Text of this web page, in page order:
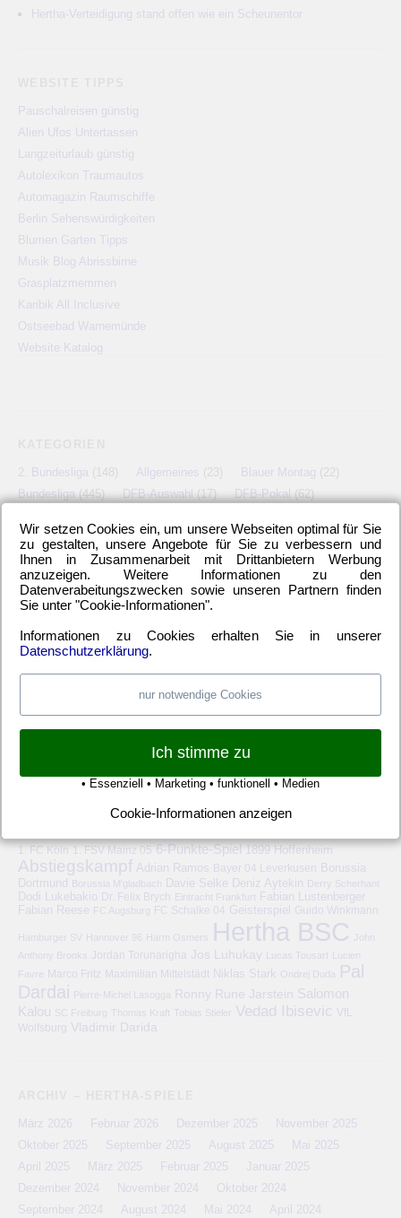
Hertha-Verteidigung stand offen wie ein Scheunentor
Pauschalreisen günstig
Alien Ufos Untertassen
Langzeiturlaub günstig
Autolexikon Traumautos
Automagazin Raumschiffe
Berlin Sehenswürdigkeiten
Blumen Garten Tipps
Musik Blog Abrissbirne
Grasplatzmemmen
Karibik All Inclusive
Ostseebad Warnemünde
Website Katalog
2. Bundesliga (148) Allgemeines (23) Blauer Montag (22)
Bundesliga (445) DFB-Auswahl (17) DFB-Pokal (62)
Relegationsspiel(4) Schiedsrichter(21) Transfers(7)
UEFA Europa League(22) UEFA-Cup (12)
META
Eintrags-Feed
HERTHA BSC – SCHLAGWORTE
1. FC Köln 1. FSV Mainz 05 6-Punkte-Spiel 1899 Hoffenheim
Abstiegskampf Adrian Ramos Bayer 04 Leverkusen
Borussia
Dortmund
Borussia M'gladbach Davie Selke Deniz Aytekin Derry Scherhant
Dodi Lukebakio Dr. Felix Brych Eintracht Frankfurt Fabian Lustenberger
Fabian Reese FC Augsburg FC Schalke 04 Geisterspiel Guido Winkmann
Hamburger SV Hannover 96 Harm Osmers Hertha BSC
John
Anthony Brooks
Jordan Torunarigha Jos Luhukay Lucas Tousart Lucien
Favre
Marco Fritz Maximilian Mittelstädt Niklas Stark Ondrej Duda Pal
Dardai Pierre-Michel Lasogga Ronny Rune Jarstein Salomon
Kalou SC Freiburg Thomas Kraft Tobias Stieler Vedad Ibisevic
VfL
Wolfsburg
Vladimir Darida
März 2026 Februar 2026 Dezember 2025
November 2025
Oktober 2025
September 2025 August 2025
Mai 2025
April 2025
März 2025 Februar 2025
Januar 2025
Dezember 2024
November 2024
Oktober 2024
September 2024
August 2024 Mai 2024
April 2024
Wir setzen Cookies ein, um unsere Webseiten optimal für Sie
zu gestalten, unsere Angebote für Sie zu verbessern und
Ihnen in Zusammenarbeit mit Drittanbietern Werbung
anzuzeigen. Weitere Informationen zu den
Datenverabeitungszwecken sowie unseren Partnern finden
Sie unter "Cookie-Informationen".
Informationen zu Cookies erhalten Sie in unserer
Datenschutzerklärung.
nur notwendige Cookies
Ich stimme zu
• Essenziell • Marketing • funktionell • Medien
Cookie-Informationen anzeigen